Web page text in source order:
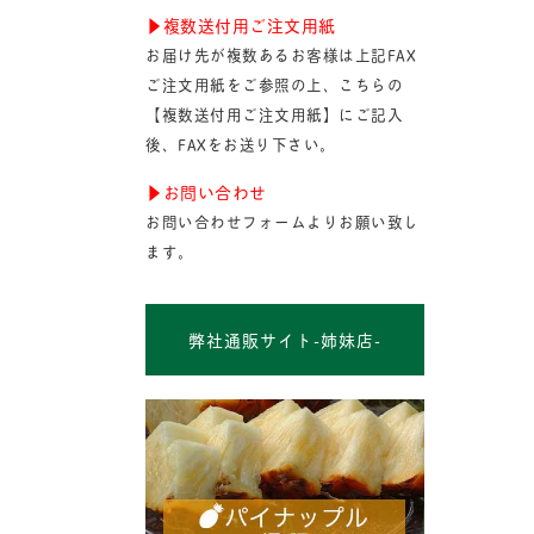
▶︎複数送付用ご注文用紙
お届け先が複数あるお客様は上記FAX
ご注文用紙をご参照の上、こちらの
【複数送付用ご注文用紙】にご記入
後、FAXをお送り下さい。
▶︎お問い合わせ
お問い合わせフォームよりお願い致し
ます。
弊社通販サイト-姉妹店-